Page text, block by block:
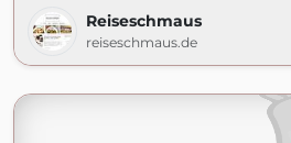
Reiseschmaus
reiseschmaus.de